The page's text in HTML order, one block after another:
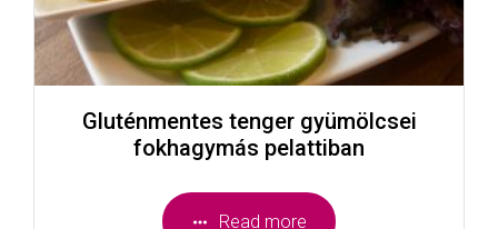
Gluténmentes tenger gyümölcsei
fokhagymás pelattiban
Read more